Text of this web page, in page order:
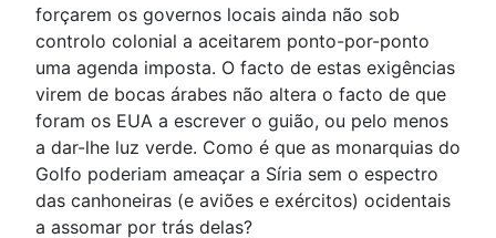
forçarem os governos locais ainda não sob
controlo colonial a aceitarem ponto-por-ponto
uma agenda imposta. O facto de estas exigências
virem de bocas árabes não altera o facto de que
foram os EUA a escrever o guião, ou pelo menos
a dar-lhe luz verde. Como é que as monarquias do
Golfo poderiam ameaçar a Síria sem o espectro
das canhoneiras (e aviões e exércitos) ocidentais
a assomar por trás delas?